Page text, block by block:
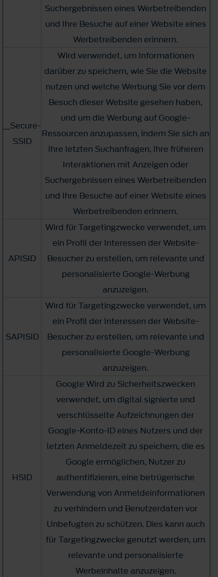
Suchergebnissen eines Werbetreibenden
und Ihre Besuche auf einer Website eines
Werbetreibenden erinnern.
__Secure-
SSID
Wird verwendet, um Informationen
darüber zu speichern, wie Sie die Website
nutzen und welche Werbung Sie vor dem
Besuch dieser Website gesehen haben,
und um die Werbung auf Google-
Ressourcen anzupassen, indem Sie sich an
Ihre letzten Suchanfragen, Ihre früheren
Interaktionen mit Anzeigen oder
Suchergebnissen eines Werbetreibenden
und Ihre Besuche auf einer Website eines
Werbetreibenden erinnern.
APISID
Wird für Targetingzwecke verwendet, um
ein Profil der Interessen der Website-
Besucher zu erstellen, um relevante und
personalisierte Google-Werbung
anzuzeigen.
SAPISID
Wird für Targetingzwecke verwendet, um
ein Profil der Interessen der Website-
Besucher zu erstellen, um relevante und
personalisierte Google-Werbung
anzuzeigen.
HSID
Google Wird zu Sicherheitszwecken
verwendet, um digital signierte und
verschlüsselte Aufzeichnungen der
Google-Konto-ID eines Nutzers und der
letzten Anmeldezeit zu speichern, die es
Google ermöglichen, Nutzer zu
authentifizieren, eine betrügerische
Verwendung von Anmeldeinformationen
zu verhindern und Benutzerdaten vor
Unbefugten zu schützen. Dies kann auch
für Targetingzwecke genutzt werden, um
relevante und personalisierte
Werbeinhalte anzuzeigen.